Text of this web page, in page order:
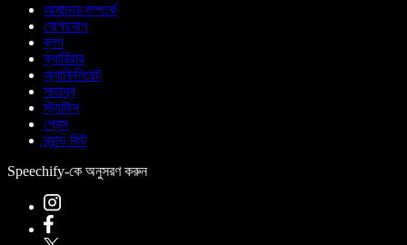
আমাদের সম্পর্কে
যোগাযোগ
ব্লগ
ক্যারিয়ার
অ্যাফিলিয়েট
সাহায্য
স্ট্যাটাস
প্রেস
ব্র্যান্ড কিট
Speechify-কে অনুসরণ করুন